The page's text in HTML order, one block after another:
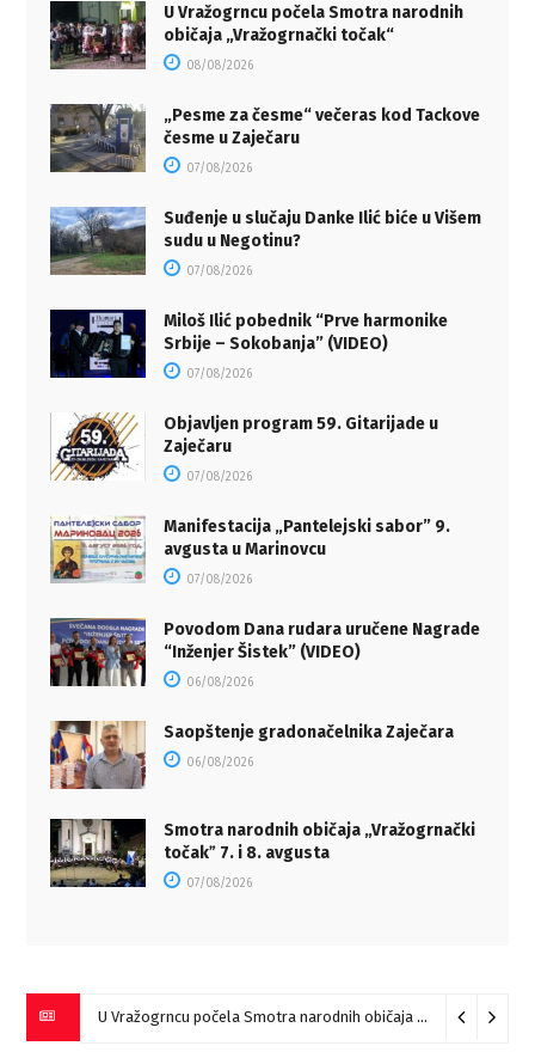
U Vražogrncu počela Smotra narodnih
običaja „Vražogrnački točak“
08/08/2026
„Pesme za česme“ večeras kod Tackove
česme u Zaječaru
07/08/2026
Suđenje u slučaju Danke Ilić biće u Višem
sudu u Negotinu?
07/08/2026
Miloš Ilić pobednik “Prve harmonike
Srbije – Sokobanja” (VIDEO)
07/08/2026
Objavljen program 59. Gitarijade u
Zaječaru
07/08/2026
Manifestacija „Pantelejski sabor” 9.
avgusta u Marinovcu
07/08/2026
Povodom Dana rudara uručene Nagrade
“Inženjer Šistek” (VIDEO)
06/08/2026
Saopštenje gradonačelnika Zaječara
06/08/2026
Smotra narodnih običaja „Vražogrnački
točakˮ 7. i 8. avgusta
07/08/2026
U Vražogrncu počela Smotra narodnih običaja „Vražogrnački točak“